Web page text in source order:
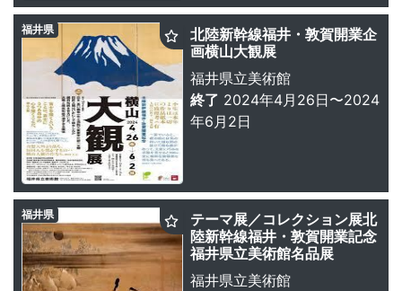
北陸新幹線福井・敦賀開業企
画横山大観展
福井県立美術館
終了 2024年4月26日〜2024
年6月2日
福井県
テーマ展／コレクション展北
陸新幹線福井・敦賀開業記念
福井県立美術館名品展
福井県立美術館
福井県